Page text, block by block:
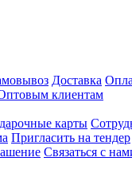
Доставка
клиентам
карты
Пригласить на тендер
Связаться с